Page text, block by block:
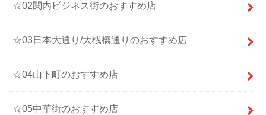
☆02関内ビジネス街のおすすめ店
☆03日本大通り/大桟橋通りのおすすめ店
☆04山下町のおすすめ店
☆05中華街のおすすめ店